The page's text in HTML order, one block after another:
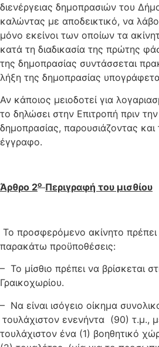
διενέργειας δημοπρασιών του
καλώντας με αποδεικτικό, να
μόνο εκείνοι των οποίων τα
κατά τη διαδικασία της πρώτης
της δημοπρασίας συντάσσεται
λήξη της δημοπρασίας
Αν κάποιος μειοδοτεί για
το δηλώσει στην Επιτροπή πριν
δημοπρασίας, παρουσιάζοντας
έγγραφο.
Άρθρο 2ο Περιγραφή του μισθίου
Το προσφερόμενο ακίνητο πρέπει
παρακάτω προϋποθέσεις:
– Το μίσθιο πρέπει να βρίσκεται
Γραικοχωρίου.
– Να είναι ισόγειο οίκημα
τουλάχιστον ενενήντα (90) τ.μ.,
τουλάχιστον ένα (1) βοηθητικό